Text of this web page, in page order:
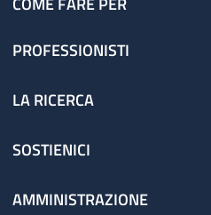
PROFESSIONISTI
LA RICERCA
SOSTIENICI
AMMINISTRAZIONE